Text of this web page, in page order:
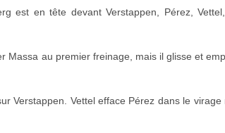
est en tête devant Verstappen, Pérez,
Massa au premier freinage, mais il glisse et
Verstappen. Vettel efface Pérez dans le virage